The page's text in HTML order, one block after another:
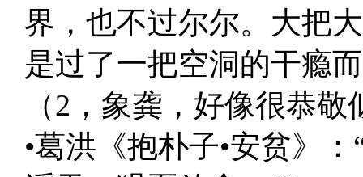
界，也不过尔尔。大把
是过了一把空洞的干瘾
（2，象龚，好像很恭
•葛洪《抱朴子•安贫》